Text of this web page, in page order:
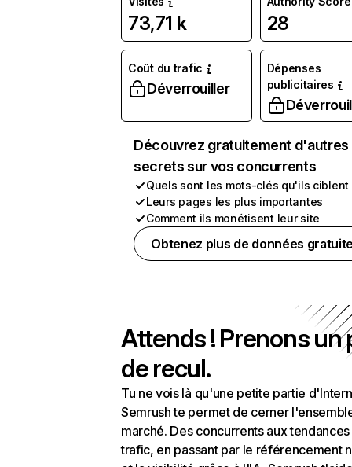
73,71 k 28
Coût du trafic
Déverrouiller
Dépenses
publicitaires
Découvrez gratuitement d'autres
secrets sur vos concurrents
Quels sont les mots-clés qu'ils ciblent
Leurs pages les plus importantes
Comment ils monétisent leur site
Obtenez plus de données
Attends ! Prenons un
de recul.
Tu ne vois là qu'une petite partie
Semrush te permet de cerner
marché. Des concurrents aux
trafic, en passant par le référencement